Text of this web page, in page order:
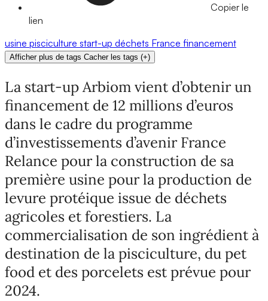
Copier le
lien
usine pisciculture start-up déchets France financement
Afficher plus de tags Cacher les tags (+)
La start-up Arbiom vient d’obtenir un
financement de 12 millions d’euros
dans le cadre du programme
d’investissements d’avenir France
Relance pour la construction de sa
première usine pour la production de
levure protéique issue de déchets
agricoles et forestiers. La
commercialisation de son ingrédient à
destination de la pisciculture, du pet
food et des porcelets est prévue pour
2024.